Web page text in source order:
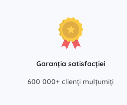
Garanția satisfacției
600 000+ clienți mulțumiți